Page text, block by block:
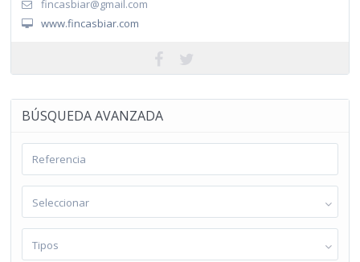
fincasbiar@gmail.com
www.fincasbiar.com
BÚSQUEDA AVANZADA
Seleccionar
Tipos